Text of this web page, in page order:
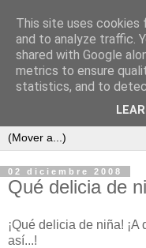
02 diciembre 2008
Qué delicia de
¡Qué delicia de niña!
así...!
This site uses cookies
and to analyze traffic.
shared with Google
metrics to ensure
statistics, and to